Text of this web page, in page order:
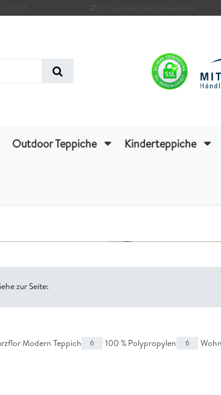
GLS 30 Tage Geld-Zurück-Garantie
Outdoor Teppiche Kinderteppiche
zur Seite:
Modern Teppich 6 100 % Polypropylen 6